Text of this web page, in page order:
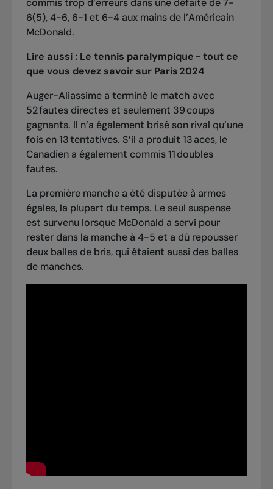
commis trop d’erreurs dans une défaite de 7-
6(5), 4-6, 6-1 et 6-4 aux mains de l’Américain
McDonald.
Lire aussi : Le tennis paralympique - tout ce
que vous devez savoir sur Paris 2024
Auger-Aliassime a terminé le match avec
52 fautes directes et seulement 39 coups
gagnants. Il n’a également brisé son rival qu’une
fois en 13 tentatives. S’il a produit 13 aces, le
Canadien a également commis 11 doubles
fautes.
La première manche a été disputée à armes
égales, la plupart du temps. Le seul suspense
est survenu lorsque McDonald a servi pour
rester dans la manche à 4-5 et a dû repousser
deux balles de bris, qui étaient aussi des balles
de manches.